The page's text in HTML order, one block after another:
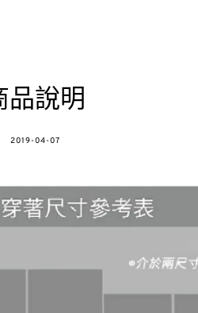
品說明
POSTED
2019-04-07